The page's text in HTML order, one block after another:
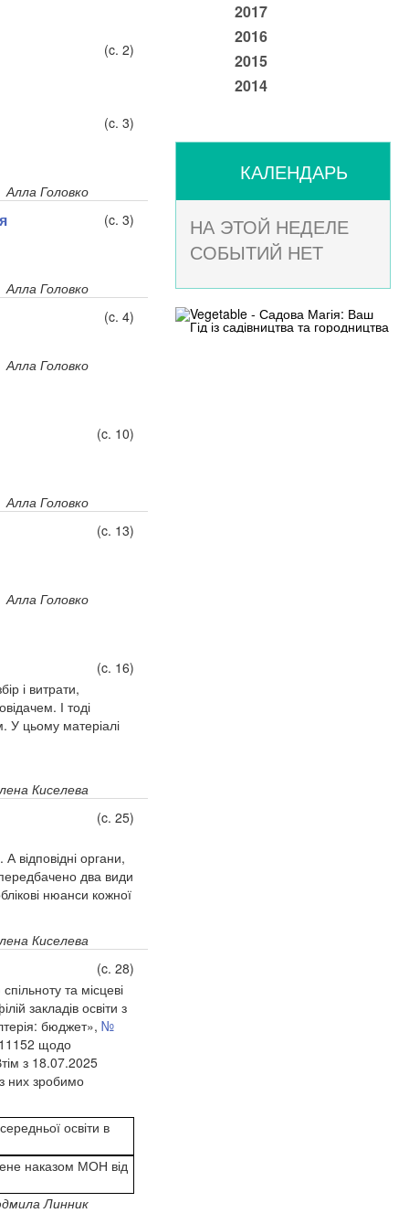
(c. 2)
(c. 3)
Алла Головко
(c. 3)
Алла Головко
(c. 4)
Алла Головко
(c. 10)
Алла Головко
(c. 13)
Алла Головко
(c. 16)
і витрати,
І тоді
У цьому матеріалі
Киселева
(c. 25)
відповідні органи,
два види
нюанси кожної
Киселева
(c. 28)
та місцеві
закладів освіти з
бюджет», №
2 щодо
з 18.07.2025
них зробимо
освіти в
наказом МОН від
Линник
2017
2016
2015
2014
КАЛЕНДАРЬ
НА ЭТОЙ НЕДЕЛЕ
СОБЫТИЙ НЕТ